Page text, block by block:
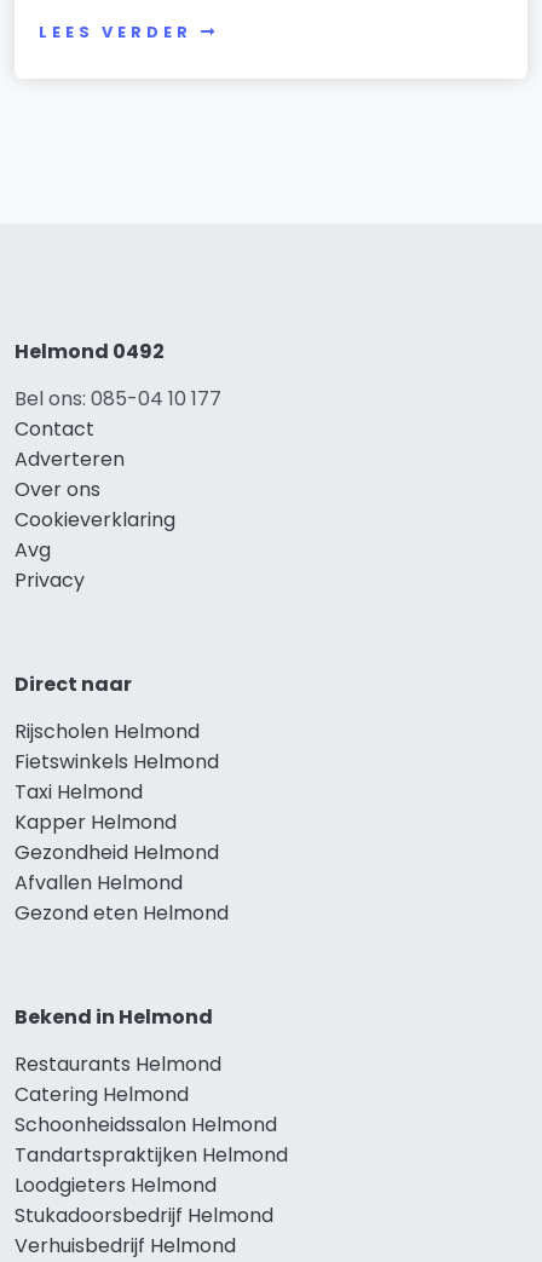
LEES VERDER
Helmond 0492
Bel ons: 085-04 10 177
Contact
Adverteren
Over ons
Cookieverklaring
Avg
Privacy
Direct naar
Rijscholen Helmond
Fietswinkels Helmond
Taxi Helmond
Kapper Helmond
Gezondheid Helmond
Afvallen Helmond
Gezond eten Helmond
Bekend in Helmond
Restaurants Helmond
Catering Helmond
Schoonheidssalon Helmond
Tandartspraktijken Helmond
Loodgieters Helmond
Stukadoorsbedrijf Helmond
Verhuisbedrijf Helmond